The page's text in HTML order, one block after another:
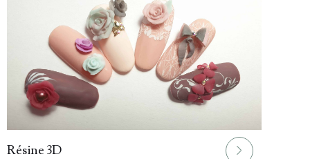
Résine 3D